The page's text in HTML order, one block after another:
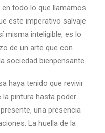
todo lo que llamamos
este imperativo salvaje
misma inteligible, es lo
de un arte que con
sociedad bienpensante.
haya tenido que revivir
pintura hasta poder
una presencia
La huella de la